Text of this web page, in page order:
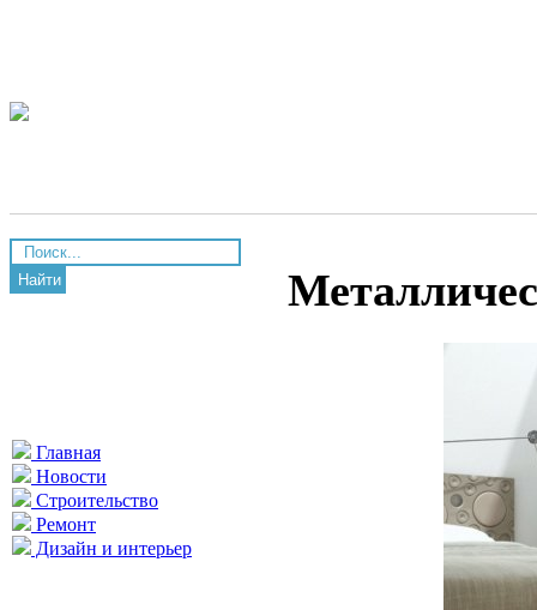
Найти
Главная
Новости
Строительство
Ремонт
Дизайн и интерьер